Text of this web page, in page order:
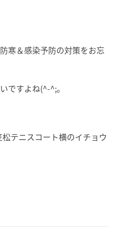
寒＆感染予防の対策をお忘
ですよね(^-^;。
テニスコート横のイチョウ